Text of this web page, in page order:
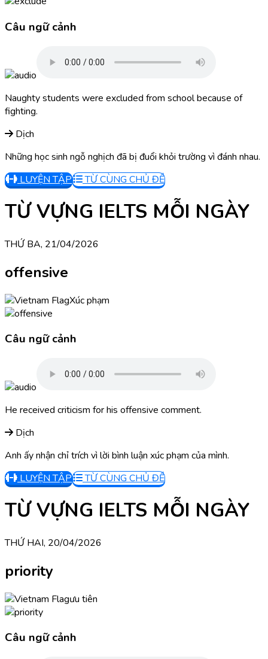
Câu ngữ cảnh
Naughty students were excluded from school because of
fighting.
Dịch
Những học sinh ngỗ nghịch đã bị đuổi khỏi trường vì đánh nhau.
LUYỆN TẬP
TỪ CÙNG CHỦ ĐỀ
TỪ VỰNG IELTS MỖI NGÀY
THỨ BA, 21/04/2026
offensive
Xúc phạm
Câu ngữ cảnh
He received criticism for his offensive comment.
Dịch
Anh ấy nhận chỉ trích vì lời bình luận xúc phạm của mình.
LUYỆN TẬP
TỪ CÙNG CHỦ ĐỀ
TỪ VỰNG IELTS MỖI NGÀY
THỨ HAI, 20/04/2026
priority
ưu tiên
Câu ngữ cảnh